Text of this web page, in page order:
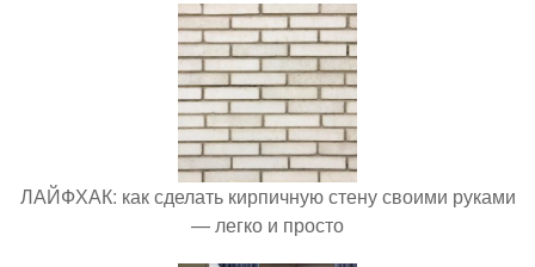
ЛАЙФХАК: как сделать кирпичную стену своими руками
— легко и просто